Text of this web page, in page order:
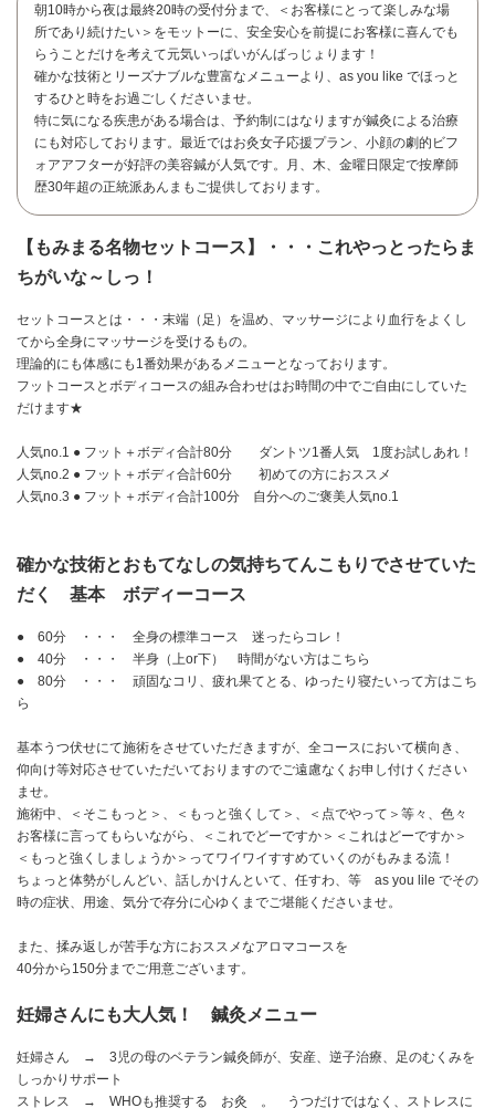
朝10時から夜は最終20時の受付分まで、＜お客様にとって楽しみな場
所であり続けたい＞をモットーに、安全安心を前提にお客様に喜んでも
らうことだけを考えて元気いっぱいがんばっじょります！
確かな技術とリーズナブルな豊富なメニューより、as you like でほっと
するひと時をお過ごしくださいませ。
特に気になる疾患がある場合は、予約制にはなりますが鍼灸による治療
にも対応しております。最近ではお灸女子応援プラン、小顔の劇的ビフ
ォアアフターが好評の美容鍼が人気です。月、木、金曜日限定で按摩師
歴30年超の正統派あんまもご提供しております。
【もみまる名物セットコース】・・・これやっとったらま
ちがいな～しっ！
セットコースとは・・・末端（足）を温め、マッサージにより血行をよくし
てから全身にマッサージを受けるもの。
理論的にも体感にも1番効果があるメニューとなっております。
フットコースとボディコースの組み合わせはお時間の中でご自由にしていた
だけます★
人気no.1 ● フット＋ボディ合計80分 ダントツ1番人気 1度お試しあれ！
人気no.2 ● フット＋ボディ合計60分 初めての方におススメ
人気no.3 ● フット＋ボディ合計100分 自分へのご褒美人気no.1
確かな技術とおもてなしの気持ちてんこもりでさせていた
だく 基本 ボディーコース
● 60分 ・・・ 全身の標準コース 迷ったらコレ！
● 40分 ・・・ 半身（上or下） 時間がない方はこちら
● 80分 ・・・ 頑固なコリ、疲れ果てとる、ゆったり寝たいって方はこち
ら
基本うつ伏せにて施術をさせていただきますが、全コースにおいて横向き、
仰向け等対応させていただいておりますのでご遠慮なくお申し付けください
ませ。
施術中、＜そこもっと＞、＜もっと強くして＞、＜点でやって＞等々、色々
お客様に言ってもらいながら、＜これでどーですか＞＜これはどーですか＞
＜もっと強くしましょうか＞ってワイワイすすめていくのがもみまる流！
ちょっと体勢がしんどい、話しかけんといて、任すわ、等 as you lile でその
時の症状、用途、気分で存分に心ゆくまでご堪能くださいませ。
また、揉み返しが苦手な方におススメなアロマコースを
40分から150分までご用意ございます。
妊婦さんにも大人気！ 鍼灸メニュー
妊婦さん → 3児の母のベテラン鍼灸師が、安産、逆子治療、足のむくみを
しっかりサポート
ストレス → WHOも推奨する お灸 。 うつだけではなく、ストレスに